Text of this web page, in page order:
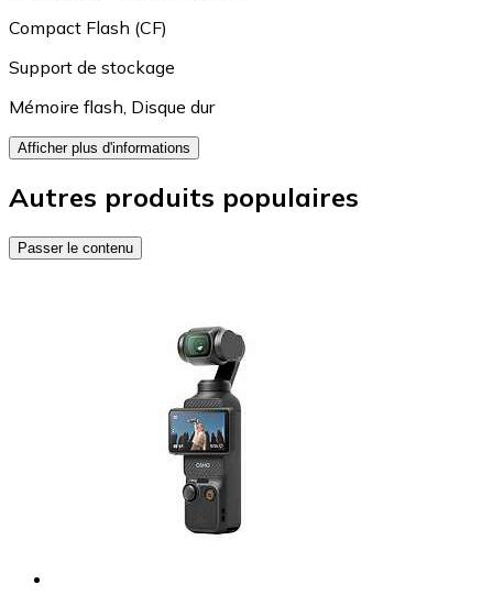
Compact Flash (CF)
Support de stockage
Mémoire flash Disque dur
Afficher plus d'informations
Autres produits populaires
Passer le contenu